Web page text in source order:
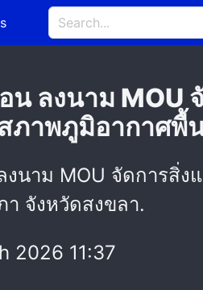
น ลงนาม MOU
ภาพภูมิอากาศพื้
นาม MOU จัดการสิ่
า จังหวัดสงขลา.
2026 11:37